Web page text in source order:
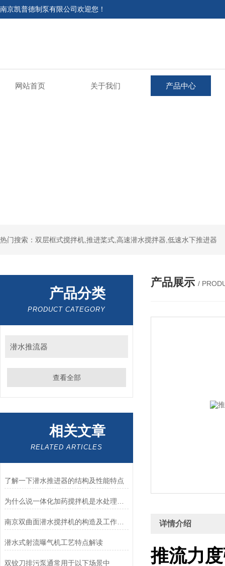
南京凯普德制泵有限公司欢迎您！
网站首页 关于我们 产品中心
热门搜索：双层框式搅拌机,推进桨式,高速潜水搅拌器,低速水下推进器
产品分类
PRODUCT CATEGORY
潜水推流器
查看全部
相关文章
RELATED ARTICLES
了解一下潜水推进器的结构及性能特点
南京双曲面潜水搅拌机的构造及工作过程，安装流程分享
潜水式射流曝气机工艺特点解读
双铰刀排污泵通常用于以下场景中
产品展示 /
详情介绍
推流力